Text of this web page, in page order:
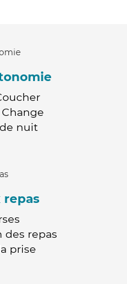
nuit
repas
des repas
prise